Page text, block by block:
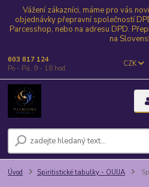
Vážení zákazníci, máme pro vás
objednávky přepravní společností
Parcesshop, nebo na adresu DPD.
na
CZK
603 817 124
Po - Pá, 9 - 18 hod.
Úvod Spiritistické tabulky - OUIJA